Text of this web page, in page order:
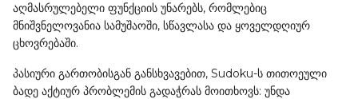
აღმასრულებელი ფუნქციის უნარებს, რომლებიც
მნიშვნელოვანია სამუშაოში, სწავლასა და ყოველდღიურ
ცხოვრებაში.
პასიური გართობისგან განსხვავებით, Sudoku-ს თითოეული
ბადე აქტიურ პრობლემის გადაჭრას მოითხოვს: უნდა